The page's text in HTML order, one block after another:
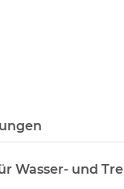
Wasser- und